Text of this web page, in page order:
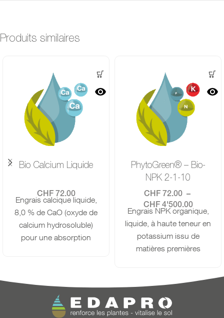
Produits similaires
Bio Calcium Liquide
CHF72.00
Engrais calcique liquide,
8,0 % de CaO (oxyde de
calcium hydrosoluble)
pour une absorption
augmenter le rendement :
4-8 l/ha ouà 2 % (2 l /
100 l d’eau) en
PhytoGreen® – Bio-
NPK 2-1-10
CHF72.00
–
CHF4'500.00
Engrais NPK organique,
liquide, à haute teneur en
potassium issu de
matières premières
l'hydrolyse enzymatique
produisent un engrais
complet de haute qualité,